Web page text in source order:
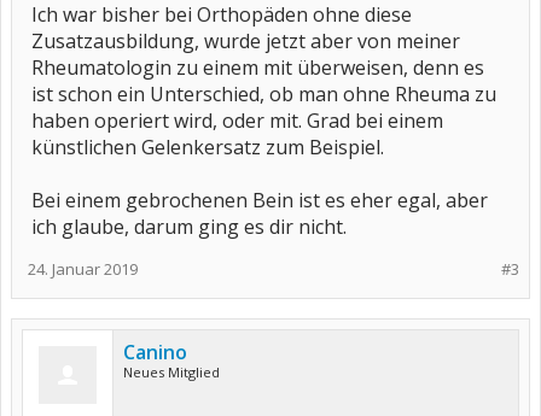
Ich war bisher bei Orthopäden ohne diese
Zusatzausbildung, wurde jetzt aber von meiner
Rheumatologin zu einem mit überweisen, denn es
ist schon ein Unterschied, ob man ohne Rheuma zu
haben operiert wird, oder mit. Grad bei einem
künstlichen Gelenkersatz zum Beispiel.
Bei einem gebrochenen Bein ist es eher egal, aber
ich glaube, darum ging es dir nicht.
#3
24. Januar 2019
Canino
Neues Mitglied